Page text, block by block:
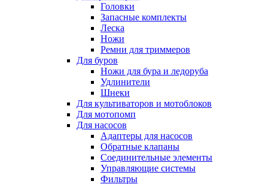
Головки
Запасные комплекты
Леска
Ножи
Ремни для триммеров
Для буров
Ножи для бура и ледоруба
Удлинители
Шнеки
Для культиваторов и мотоблоков
Для мотопомп
Для насосов
Адаптеры для насосов
Обратные клапаны
Соединительные элементы
Управляющие системы
Фильтры